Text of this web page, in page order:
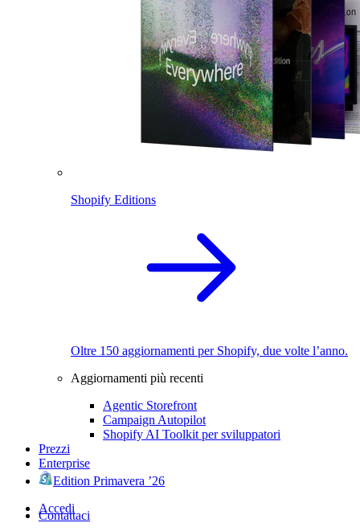
Shopify Editions
Oltre 150 aggiornamenti per Shopify, due volte l’anno.
Aggiornamenti più recenti
Agentic Storefront
Campaign Autopilot
Shopify AI Toolkit per sviluppatori
Prezzi
Enterprise
Edition Primavera ’26
Accedi
Contattaci